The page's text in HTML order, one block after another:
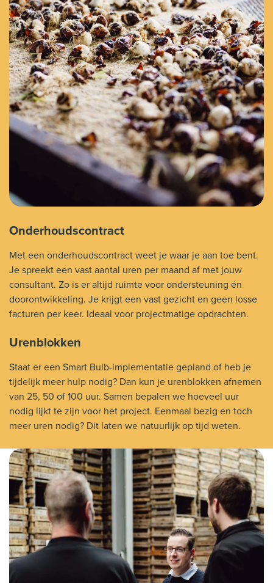
Onderhoudscontract
Met een onderhoudscontract weet je waar je aan toe bent.
Je spreekt een vast aantal uren per maand af met jouw
consultant. Zo is er altijd ruimte voor ondersteuning én
doorontwikkeling. Je krijgt een vast gezicht en geen losse
facturen per keer. Ideaal voor projectmatige opdrachten.
Urenblokken
Staat er een Smart Bulb-implementatie gepland of heb je
tijdelijk meer hulp nodig? Dan kun je urenblokken afnemen
van 25, 50 of 100 uur. Samen bepalen we hoeveel uur
nodig lijkt te zijn voor het project. Eenmaal bezig en toch
meer uren nodig? Dit laten we natuurlijk op tijd weten.